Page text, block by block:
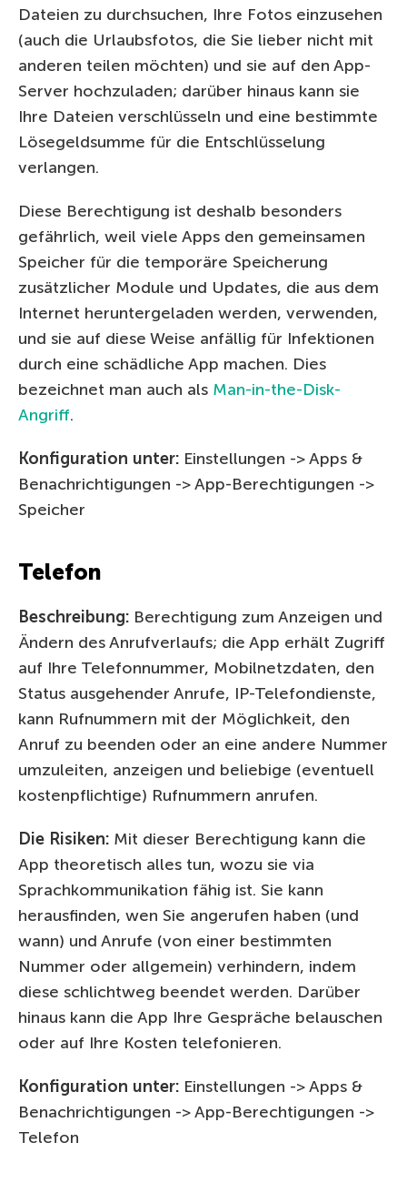
Dateien zu durchsuchen, Ihre Fotos einzusehen
(auch die Urlaubsfotos, die Sie lieber nicht mit
anderen teilen möchten) und sie auf den App-
Server hochzuladen; darüber hinaus kann sie
Ihre Dateien verschlüsseln und eine bestimmte
Lösegeldsumme für die Entschlüsselung
verlangen.
Diese Berechtigung ist deshalb besonders
gefährlich, weil viele Apps den gemeinsamen
Speicher für die temporäre Speicherung
zusätzlicher Module und Updates, die aus dem
Internet heruntergeladen werden, verwenden,
und sie auf diese Weise anfällig für Infektionen
durch eine schädliche App machen. Dies
bezeichnet man auch als Man-in-the-Disk-
Angriff.
Konfiguration unter: Einstellungen -> Apps &
Benachrichtigungen -> App-Berechtigungen ->
Speicher
Telefon
Beschreibung: Berechtigung zum Anzeigen und
Ändern des Anrufverlaufs; die App erhält Zugriff
auf Ihre Telefonnummer, Mobilnetzdaten, den
Status ausgehender Anrufe, IP-Telefondienste,
kann Rufnummern mit der Möglichkeit, den
Anruf zu beenden oder an eine andere Nummer
umzuleiten, anzeigen und beliebige (eventuell
kostenpflichtige) Rufnummern anrufen.
Die Risiken: Mit dieser Berechtigung kann die
App theoretisch alles tun, wozu sie via
Sprachkommunikation fähig ist. Sie kann
herausfinden, wen Sie angerufen haben (und
wann) und Anrufe (von einer bestimmten
Nummer oder allgemein) verhindern, indem
diese schlichtweg beendet werden. Darüber
hinaus kann die App Ihre Gespräche belauschen
oder auf Ihre Kosten telefonieren.
Konfiguration unter: Einstellungen -> Apps &
Benachrichtigungen -> App-Berechtigungen ->
Telefon